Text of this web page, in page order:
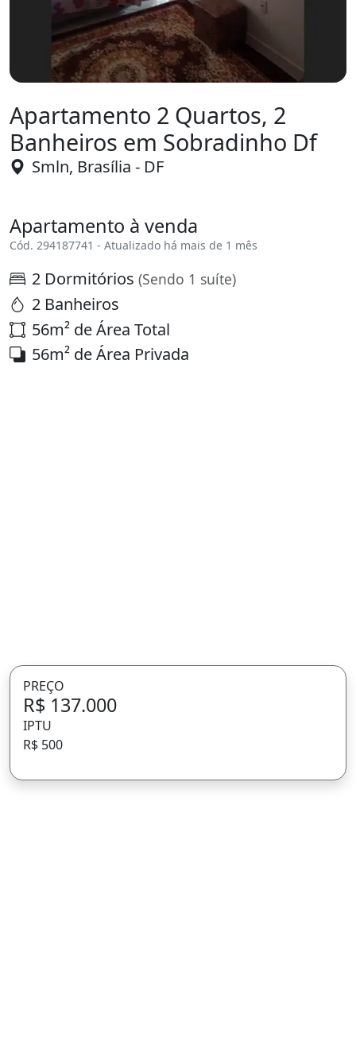
Apartamento 2 Quartos, 2
Banheiros em Sobradinho Df
Smln, Brasília - DF
Apartamento à venda
Cód. 294187741 - Atualizado há mais de 1 mês
2 Dormitórios (Sendo 1 suíte)
2 Banheiros
56m² de Área Total
56m² de Área Privada
PREÇO
R$ 137.000
IPTU
R$ 500